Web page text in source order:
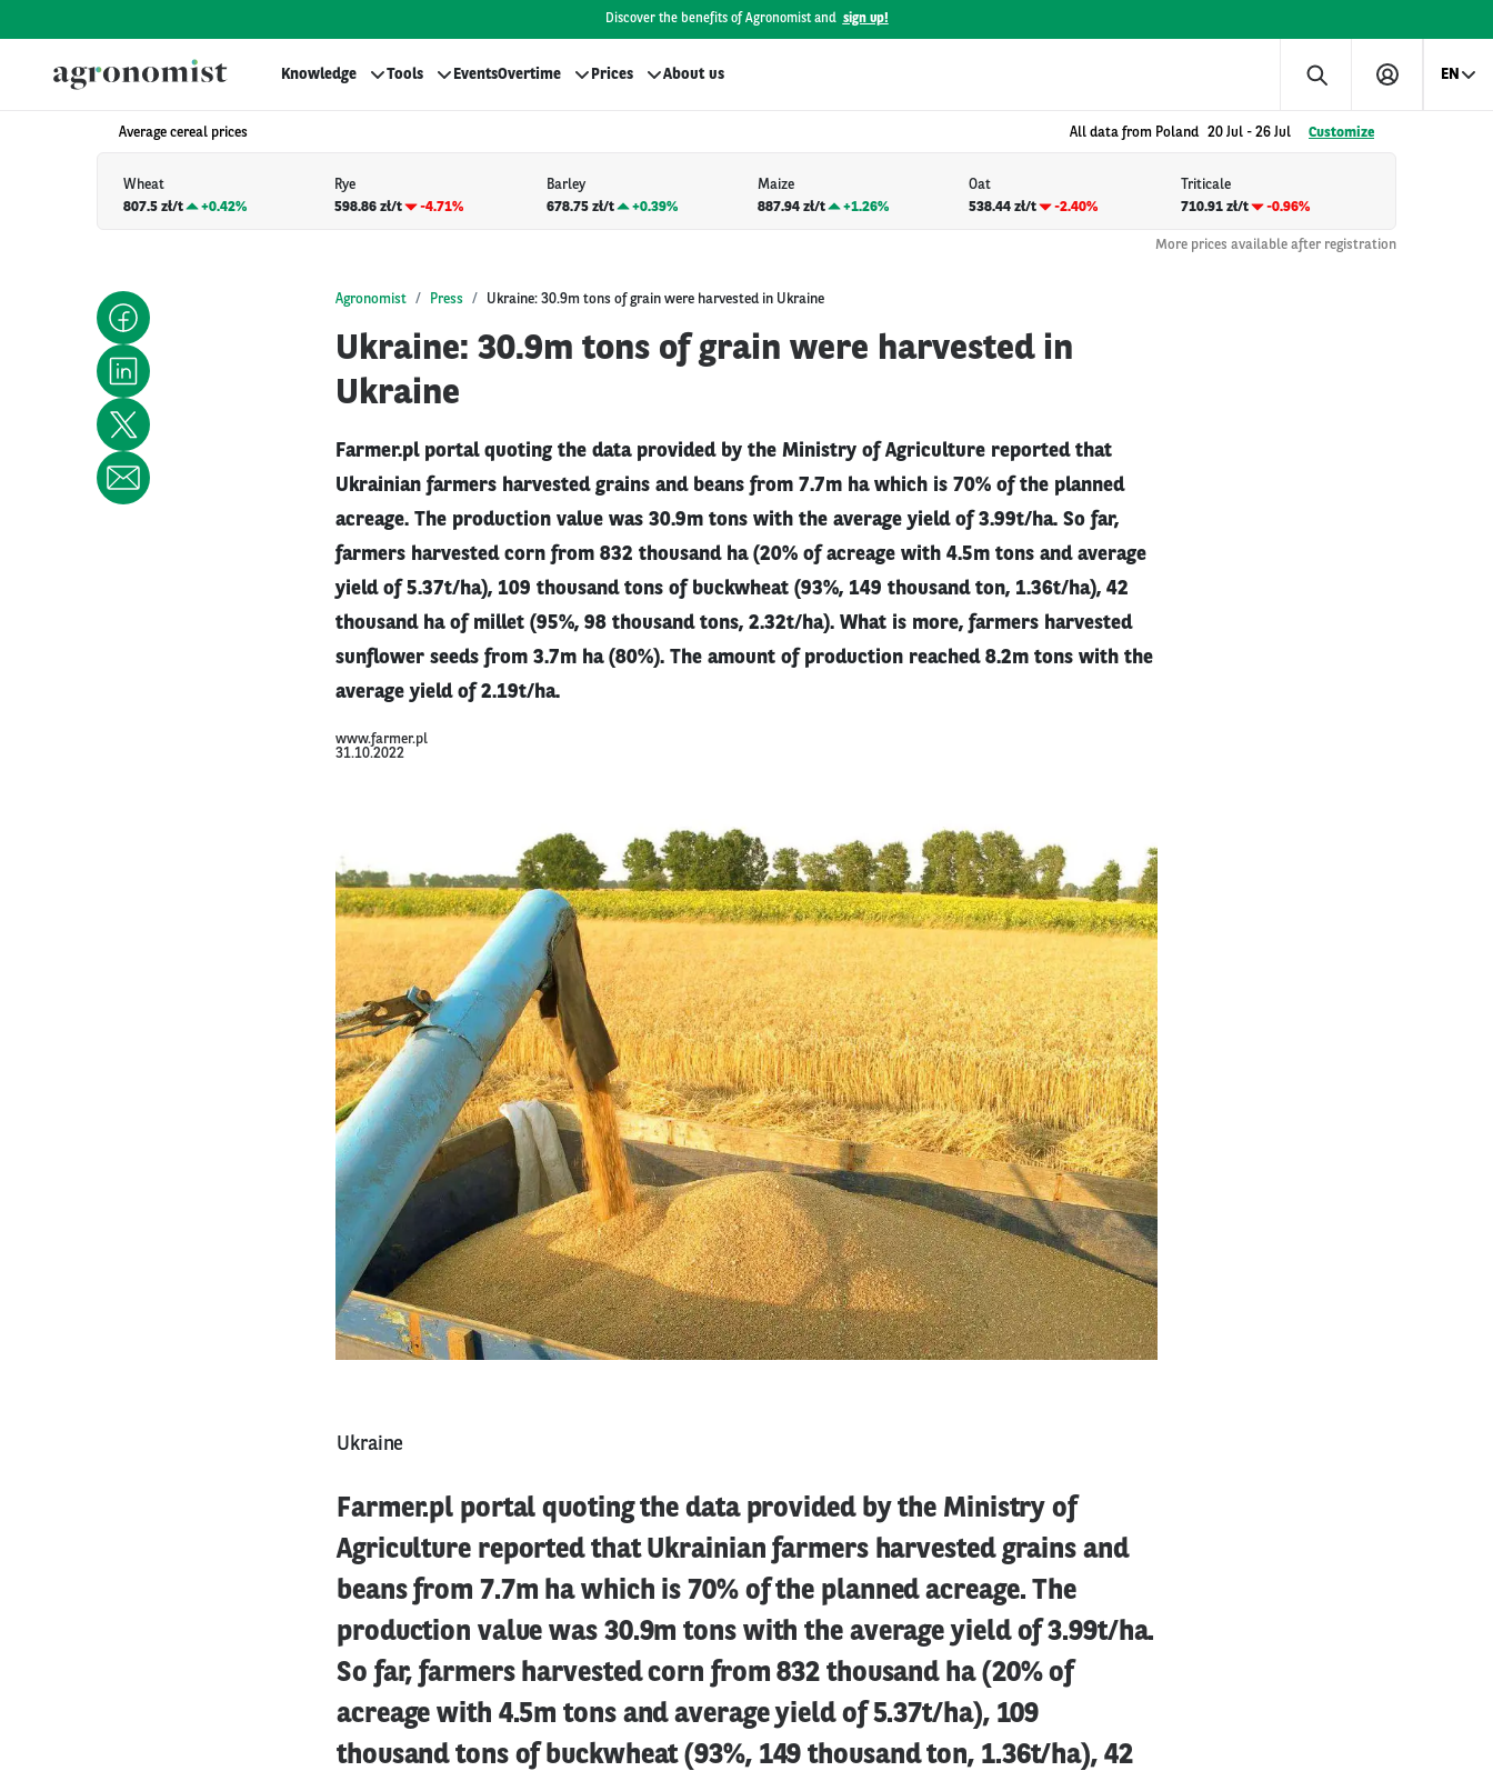
Discover the benefits of Agronomist and sign up!
Knowledge Tools EventsOvertime Prices About us EN
Average cereal prices All data from Poland 20 Jul - 26 Jul Customize
Wheat
807.5 zł/t
+0.42%
Rye
598.86 zł/t
-4.71%
Barley
678.75 zł/t
+0.39%
Maize
887.94 zł/t
+1.26%
Oat
538.44 zł/t
-2.40%
Triticale
710.91 zł/t
-0.96%
More prices available after registration
Agronomist Press Ukraine: 30.9m tons of grain were harvested in Ukraine
Ukraine: 30.9m tons of grain were harvested in
Ukraine
Farmer.pl portal quoting the data provided by the Ministry of Agriculture reported that
Ukrainian farmers harvested grains and beans from 7.7m ha which is 70% of the planned
acreage. The production value was 30.9m tons with the average yield of 3.99t/ha. So far,
farmers harvested corn from 832 thousand ha (20% of acreage with 4.5m tons and average
yield of 5.37t/ha), 109 thousand tons of buckwheat (93%, 149 thousand ton, 1.36t/ha), 42
thousand ha of millet (95%, 98 thousand tons, 2.32t/ha). What is more, farmers harvested
sunflower seeds from 3.7m ha (80%). The amount of production reached 8.2m tons with the
average yield of 2.19t/ha.
www.farmer.pl
31.10.2022
Ukraine
Farmer.pl portal quoting the data provided by the Ministry of
Agriculture reported that Ukrainian farmers harvested grains and
beans from 7.7m ha which is 70% of the planned acreage. The
production value was 30.9m tons with the average yield of 3.99t/ha.
So far, farmers harvested corn from 832 thousand ha (20% of
acreage with 4.5m tons and average yield of 5.37t/ha), 109
thousand tons of buckwheat (93%, 149 thousand ton, 1.36t/ha), 42